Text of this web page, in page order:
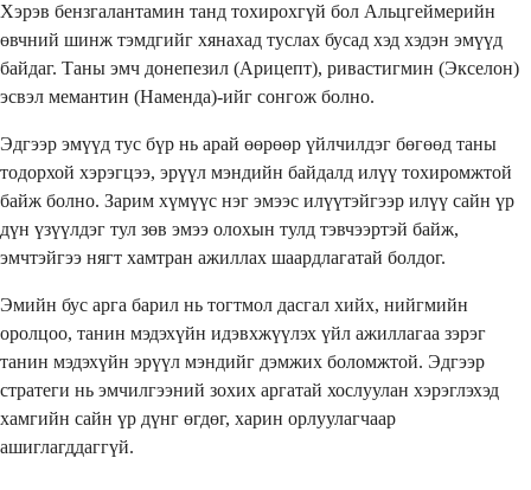
Хэрэв бензгалантамин танд тохирохгүй бол Альцгеймерийн
өвчний шинж тэмдгийг хянахад туслах бусад хэд хэдэн эмүүд
байдаг. Таны эмч донепезил (Арицепт), ривастигмин (Экселон)
эсвэл мемантин (Наменда)-ийг сонгож болно.
Эдгээр эмүүд тус бүр нь арай өөрөөр үйлчилдэг бөгөөд таны
тодорхой хэрэгцээ, эрүүл мэндийн байдалд илүү тохиромжтой
байж болно. Зарим хүмүүс нэг эмээс илүүтэйгээр илүү сайн үр
дүн үзүүлдэг тул зөв эмээ олохын тулд тэвчээртэй байж,
эмчтэйгээ нягт хамтран ажиллах шаардлагатай болдог.
Эмийн бус арга барил нь тогтмол дасгал хийх, нийгмийн
оролцоо, танин мэдэхүйн идэвхжүүлэх үйл ажиллагаа зэрэг
танин мэдэхүйн эрүүл мэндийг дэмжих боломжтой. Эдгээр
стратеги нь эмчилгээний зохих аргатай хослуулан хэрэглэхэд
хамгийн сайн үр дүнг өгдөг, харин орлуулагчаар
ашиглагддаггүй.